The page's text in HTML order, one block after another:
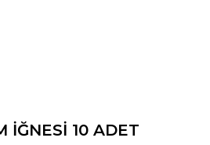
İĞNESİ 10 ADET